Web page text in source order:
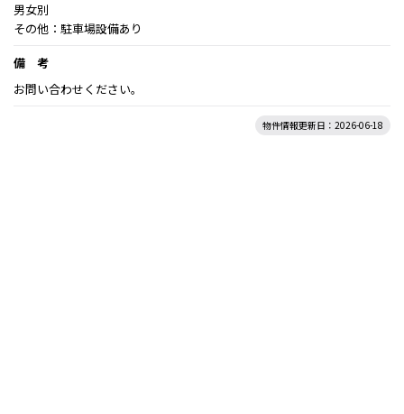
男女別
その他：駐車場設備あり
備 考
お問い合わせください。
物件情報更新日：2026-06-18